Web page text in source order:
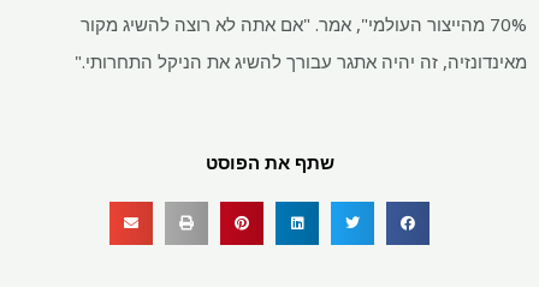
70% מהייצור העולמי", אמר. "אם אתה לא רוצה להשיג מקור
מאינדונזיה, זה יהיה אתגר עבורך להשיג את הניקל התחרותי."
שתף את הפוסט